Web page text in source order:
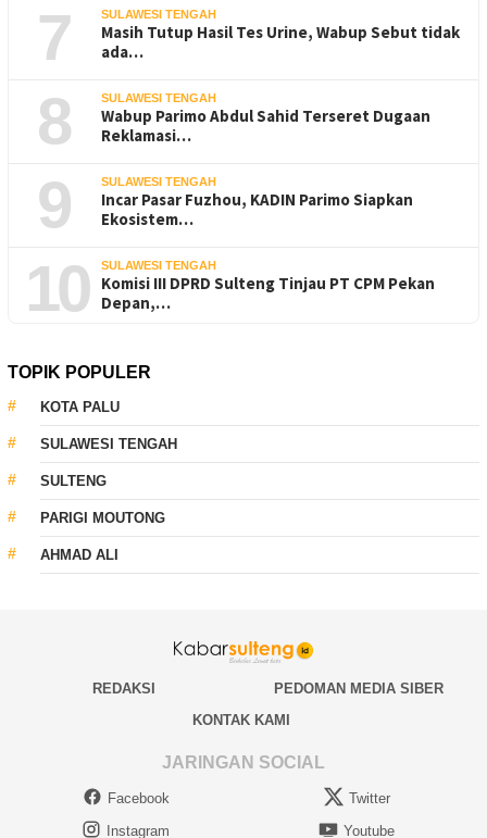
7 SULAWESI TENGAH
Masih Tutup Hasil Tes Urine, Wabup Sebut tidak
ada…
8 SULAWESI TENGAH
Wabup Parimo Abdul Sahid Terseret Dugaan
Reklamasi…
9 SULAWESI TENGAH
Incar Pasar Fuzhou, KADIN Parimo Siapkan
Ekosistem…
10 SULAWESI TENGAH
Komisi III DPRD Sulteng Tinjau PT CPM Pekan
Depan,…
TOPIK POPULER
KOTA PALU
SULAWESI TENGAH
SULTENG
PARIGI MOUTONG
AHMAD ALI
REDAKSI
PEDOMAN MEDIA SIBER
KONTAK KAMI
JARINGAN SOCIAL
Facebook
Twitter
Instagram
Youtube